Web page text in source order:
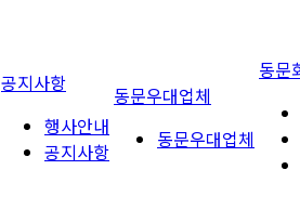
경조사
공지사항
행사안내
공지사항
동문우대업체
동문우대업체
동문